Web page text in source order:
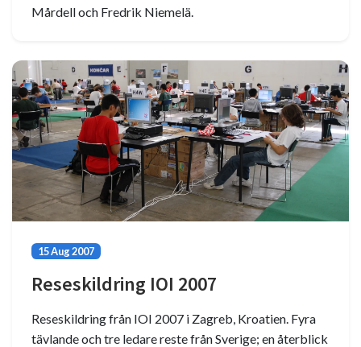
Mårdell och Fredrik Niemelä.
15 Aug 2007
Reseskildring IOI 2007
Reseskildring från IOI 2007 i Zagreb, Kroatien. Fyra
tävlande och tre ledare reste från Sverige; en återblick